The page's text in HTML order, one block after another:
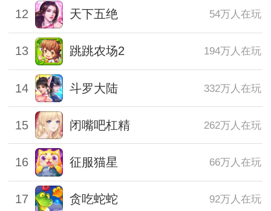
12 天下五绝 54万人在玩
13 跳跳农场2 194万人在玩
14 斗罗大陆 332万人在玩
15 闭嘴吧杠精 262万人在玩
16 征服猫星 66万人在玩
17 贪吃蛇蛇 92万人在玩